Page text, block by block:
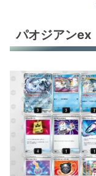
パオジアンex